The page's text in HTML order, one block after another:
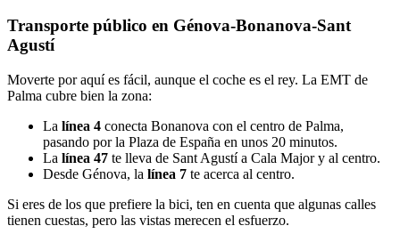
Transporte público en Génova-Bonanova-Sant
Agustí
Moverte por aquí es fácil, aunque el coche es el rey. La EMT de
Palma cubre bien la zona:
La línea 4 conecta Bonanova con el centro de Palma,
pasando por la Plaza de España en unos 20 minutos.
La línea 47 te lleva de Sant Agustí a Cala Major y al centro.
Desde Génova, la línea 7 te acerca al centro.
Si eres de los que prefiere la bici, ten en cuenta que algunas calles
tienen cuestas, pero las vistas merecen el esfuerzo.